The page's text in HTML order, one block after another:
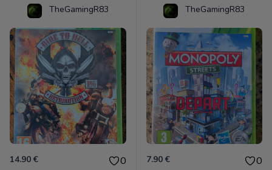
TheGamingR83
14.90 € 0
TheGamingR83
7.90 € 0